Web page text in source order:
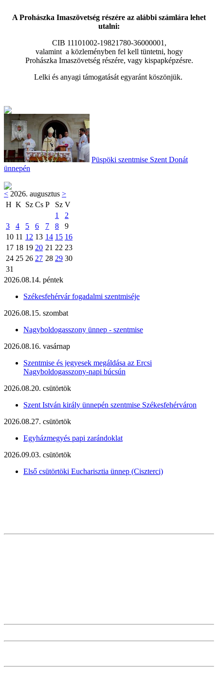
A Prohászka Imaszövetség részére az alábbi számlára lehet
utalni:
CIB 11101002-19821780-36000001,
valamint a közleményben fel kell tüntetni, hogy
Prohászka Imaszövetség részére, vagy kispapképzésre.
Lelki és anyagi támogatását egyaránt köszönjük.
Püspöki szentmise Szent Donát
ünnepén
< 2026. augusztus >
H K Sz Cs P Sz V
1
2
3
4 5 6 7 8
9
10 11 12 13 14 15 16
17 18 19 20 21 22 23
24 25 26 27 28 29 30
31
2026.08.14. péntek
Székesfehérvár fogadalmi szentmiséje
2026.08.15. szombat
Nagyboldogasszony ünnep - szentmise
2026.08.16. vasárnap
Szentmise és jegyesek megáldása az Ercsi
Nagyboldogasszony-napi búcsún
2026.08.20. csütörtök
Szent István király ünnepén szentmise Székesfehérváron
2026.08.27. csütörtök
Egyházmegyés papi zarándoklat
2026.09.03. csütörtök
Első csütörtöki Eucharisztia ünnep (Ciszterci)